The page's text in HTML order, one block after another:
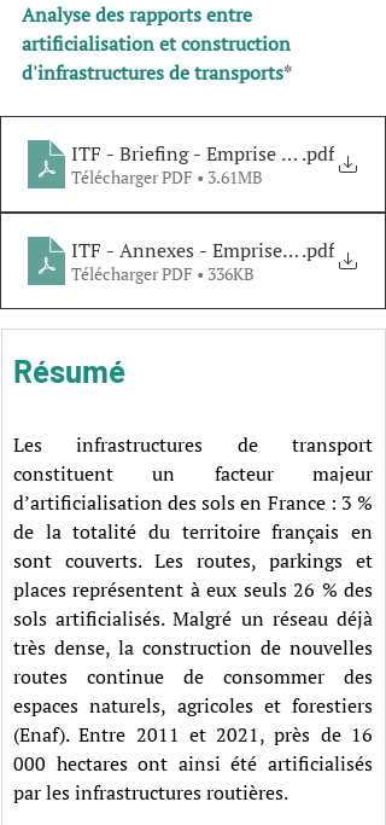
Analyse des rapports entre
artificialisation et construction
d'infrastructures de transports*
ITF - Briefing - Emprise foncière
.pdf
Télécharger PDF • 3.61MB
ITF - Annexes - Emprise foncière
.pdf
Télécharger PDF • 336KB
Résumé
Les infrastructures de transport
constituent un facteur majeur
d’artificialisation des sols en France : 3 %
de la totalité du territoire français en
sont couverts. Les routes, parkings et
places représentent à eux seuls 26 % des
sols artificialisés. Malgré un réseau déjà
très dense, la construction de nouvelles
routes continue de consommer des
espaces naturels, agricoles et forestiers
(Enaf). Entre 2011 et 2021, près de 16
000 hectares ont ainsi été artificialisés
par les infrastructures routières.